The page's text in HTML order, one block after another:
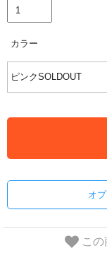
カラー
オ
こ